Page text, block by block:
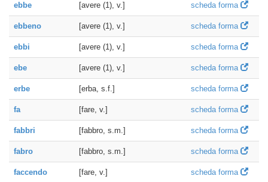
ebbe [avere (1), v.] scheda forma
ebbeno [avere (1), v.] scheda forma
ebbi [avere (1), v.] scheda forma
ebe [avere (1), v.] scheda forma
erbe [erba, s.f.] scheda forma
fa [fare, v.] scheda forma
fabbri [fabbro, s.m.] scheda forma
fabro [fabbro, s.m.] scheda forma
faccendo [fare, v.] scheda forma